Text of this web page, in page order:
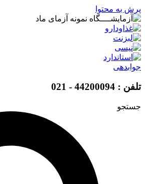
پرش به محتوا
جوابدهی
تلفن : 44200094 - 021
جستجو